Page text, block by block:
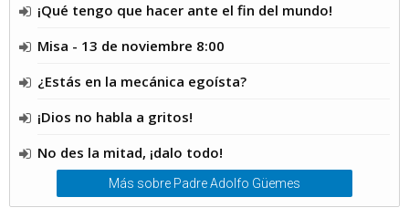
¡Qué tengo que hacer ante el fin del mundo!
Misa - 13 de noviembre 8:00
¿Estás en la mecánica egoísta?
¡Dios no habla a gritos!
No des la mitad, ¡dalo todo!
Más sobre Padre Adolfo Güemes